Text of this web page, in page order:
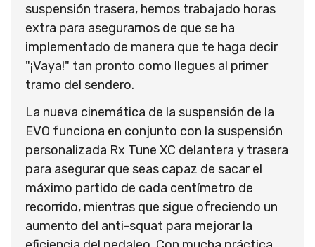
suspensión trasera, hemos trabajado horas
extra para asegurarnos de que se ha
implementado de manera que te haga decir
"¡Vaya!" tan pronto como llegues al primer
tramo del sendero.
La nueva cinemática de la suspensión de la
EVO funciona en conjunto con la suspensión
personalizada Rx Tune XC delantera y trasera
para asegurar que seas capaz de sacar el
máximo partido de cada centímetro de
recorrido, mientras que sigue ofreciendo un
aumento del anti-squat para mejorar la